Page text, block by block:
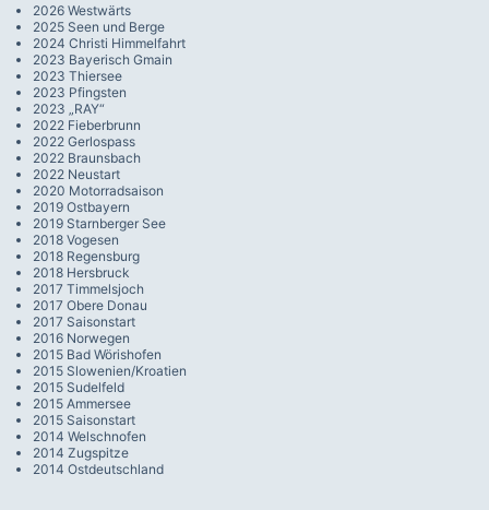
2026 Westwärts
2025 Seen und Berge
2024 Christi Himmelfahrt
2023 Bayerisch Gmain
2023 Thiersee
2023 Pfingsten
2023 „RAY“
2022 Fieberbrunn
2022 Gerlospass
2022 Braunsbach
2022 Neustart
2020 Motorradsaison
2019 Ostbayern
2019 Starnberger See
2018 Vogesen
2018 Regensburg
2018 Hersbruck
2017 Timmelsjoch
2017 Obere Donau
2017 Saisonstart
2016 Norwegen
2015 Bad Wörishofen
2015 Slowenien/Kroatien
2015 Sudelfeld
2015 Ammersee
2015 Saisonstart
2014 Welschnofen
2014 Zugspitze
2014 Ostdeutschland